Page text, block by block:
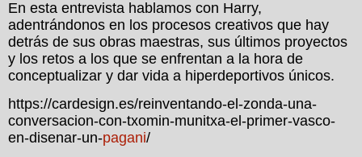
En esta entrevista hablamos con Harry,
adentrándonos en los procesos creativos que hay
detrás de sus obras maestras, sus últimos proyectos
y los retos a los que se enfrentan a la hora de
conceptualizar y dar vida a hiperdeportivos únicos.
https://cardesign.es/reinventando-el-zonda-una-
conversacion-con-txomin-munitxa-el-primer-vasco-
en-disenar-un-pagani/